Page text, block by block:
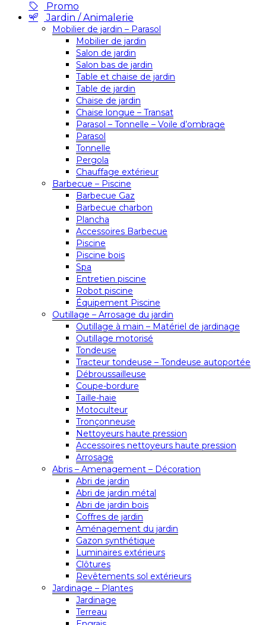
Promo
Jardin / Animalerie
Mobilier de jardin – Parasol
Mobilier de jardin
Salon de jardin
Salon bas de jardin
Table et chaise de jardin
Table de jardin
Chaise de jardin
Chaise longue – Transat
Parasol – Tonnelle – Voile d’ombrage
Parasol
Tonnelle
Pergola
Chauffage extérieur
Barbecue – Piscine
Barbecue Gaz
Barbecue charbon
Plancha
Accessoires Barbecue
Piscine
Piscine bois
Spa
Entretien piscine
Robot piscine
Équipement Piscine
Outillage – Arrosage du jardin
Outillage à main – Matériel de jardinage
Outillage motorisé
Tondeuse
Tracteur tondeuse – Tondeuse autoportée
Débroussailleuse
Coupe-bordure
Taille-haie
Motoculteur
Tronçonneuse
Nettoyeurs haute pression
Accessoires nettoyeurs haute pression
Arrosage
Abris – Amenagement – Décoration
Abri de jardin
Abri de jardin métal
Abri de jardin bois
Coffres de jardin
Aménagement du jardin
Gazon synthétique
Luminaires extérieurs
Clôtures
Revêtements sol extérieurs
Jardinage – Plantes
Jardinage
Terreau